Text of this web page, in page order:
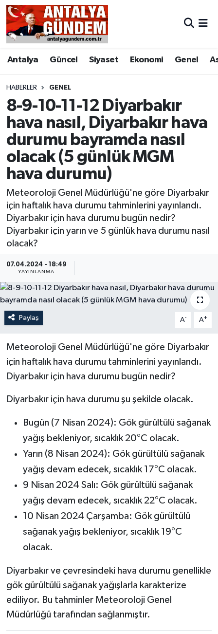
Antalya Güncel Siyaset Ekonomi Genel
HABERLER GENEL
8-9-10-11-12 Diyarbakır
hava nasıl, Diyarbakır hava
durumu bayramda nasıl
olacak (5 günlük MGM
hava durumu)
Meteoroloji Genel Müdürlüğü'ne göre Diyarbakır
için haftalık hava durumu tahminlerini yayınlandı.
Diyarbakır için hava durumu bugün nedir?
Diyarbakır için yarın ve 5 günlük hava durumu nasıl
olacak?
07.04.2024 - 18:49
YAYINLANMA
Paylaş A- A+
Meteoroloji Genel Müdürlüğü'ne göre Diyarbakır
için haftalık hava durumu tahminlerini yayınlandı.
Diyarbakır için hava durumu bugün nedir?
Diyarbakır için hava durumu şu şekilde olacak.
Bugün (7 Nisan 2024): Gök gürültülü sağanak
yağış bekleniyor, sıcaklık 20°C olacak.
Yarın (8 Nisan 2024): Gök gürültülü sağanak
yağış devam edecek, sıcaklık 17°C olacak.
9 Nisan 2024 Salı: Gök gürültülü sağanak
yağış devam edecek, sıcaklık 22°C olacak.
10 Nisan 2024 Çarşamba: Gök gürültülü
sağanak yağış bekleniyor, sıcaklık 19°C
olacak.
Diyarbakır ve çevresindeki hava durumu genellikle
gök gürültülü sağanak yağışlarla karakterize
ediliyor. Bu tahminler Meteoroloji Genel
Müdürlüğü tarafından sağlanmıştır.
Antalya
Asayiş
Bilim & Teknoloji
Bölge
EĞİTİM
Ekonomi
Görüntülü Haber
Güncel
Kültür & Sanat
Magazin
Resmi İlan
Siyaset
Antalya Nöbetçi Eczaneler
Antalya Hava Durumu
Antalya Namaz Vakitleri
Antalya Trafik Yoğunluk Haritası
Süper Lig Puan Durumu ve Fikstür
Tüm Manşetler
Haber Arşivi